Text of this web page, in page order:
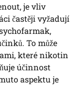
je vliv
častěji vyžadují
To může
které nikotin
účinnost
aspektu je